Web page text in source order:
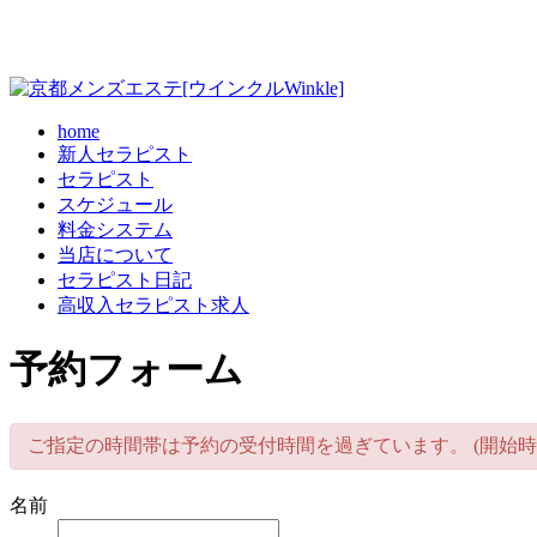
home
新人セラピスト
セラピスト
スケジュール
料金システム
当店について
セラピスト日記
高収入セラピスト求人
予約フォーム
ご指定の時間帯は予約の受付時間を過ぎています。 (開始
名前